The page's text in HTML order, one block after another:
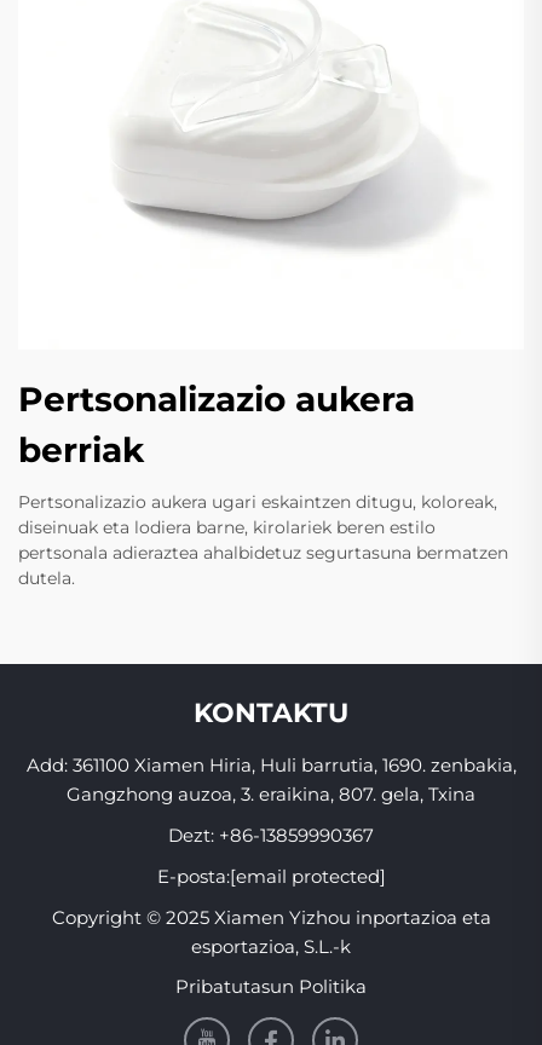
Pertsonalizazio aukera
berriak
Pertsonalizazio aukera ugari eskaintzen ditugu, koloreak,
diseinuak eta lodiera barne, kirolariek beren estilo
pertsonala adieraztea ahalbidetuz segurtasuna bermatzen
dutela.
KONTAKTU
Add: 361100 Xiamen Hiria, Huli barrutia, 1690. zenbakia,
Gangzhong auzoa, 3. eraikina, 807. gela, Txina
Dezt: +86-13859990367
E-posta:[email protected]
Copyright © 2025 Xiamen Yizhou inportazioa eta
esportazioa, S.L.-k
Pribatutasun Politika